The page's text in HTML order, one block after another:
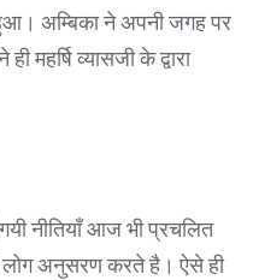
अम्बिका ने अपनी जगह पर
महर्षि व्यासजी के द्वारा
गयी नीतियाँ आज भी प्रचलित
अनुसरण करते है। ऐसे ही